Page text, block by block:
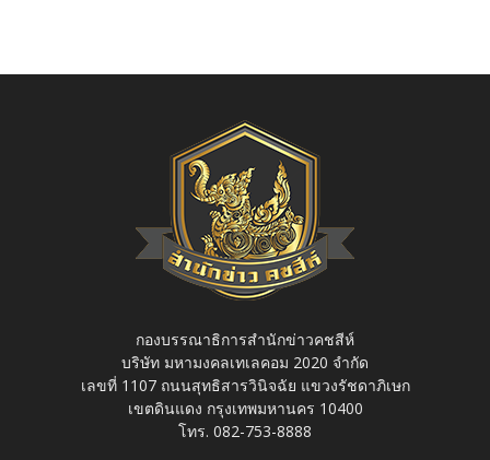
กองบรรณาธิการสำนักข่าวคชสีห์
บริษัท มหามงคลเทเลคอม 2020 จำกัด
เลขที่ 1107 ถนนสุทธิสารวินิจฉัย แขวงรัชดาภิเษก
เขตดินแดง กรุงเทพมหานคร 10400
โทร. 082-753-8888